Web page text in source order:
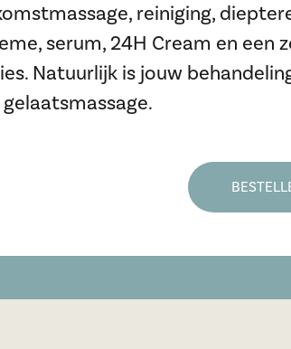
reiniging,
serum, 24H Cream en een
Natuurlijk is jouw